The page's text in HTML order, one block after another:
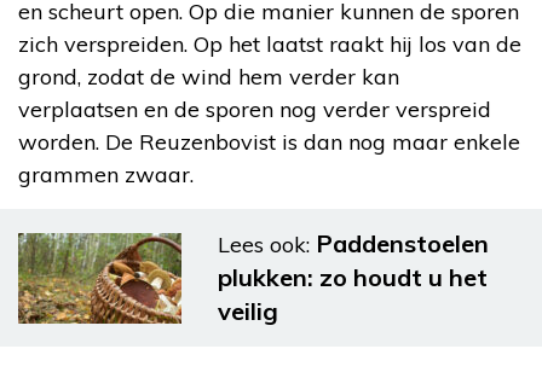
en scheurt open. Op die manier kunnen de sporen
zich verspreiden. Op het laatst raakt hij los van de
grond, zodat de wind hem verder kan
verplaatsen en de sporen nog verder verspreid
worden. De Reuzenbovist is dan nog maar enkele
grammen zwaar.
Lees ook: Paddenstoelen
plukken: zo houdt u het
veilig